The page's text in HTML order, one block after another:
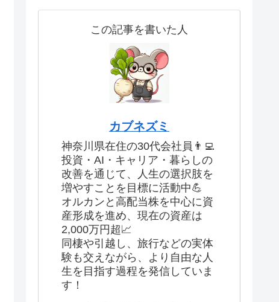
この記事を書いた人
カブネズミ
神奈川県在住の30代会社員👨‍💻
投資・AI・キャリア・暮らしの
改善を通じて、人生の選択肢を
増やすことを目標に活動中💪
オルカンと高配当株を中心に資
産形成を進め、現在の資産は
2,000万円超📈
同棲や引越し、旅行などの実体
験も交えながら、より自由な人
生を目指す過程を発信していま
す！